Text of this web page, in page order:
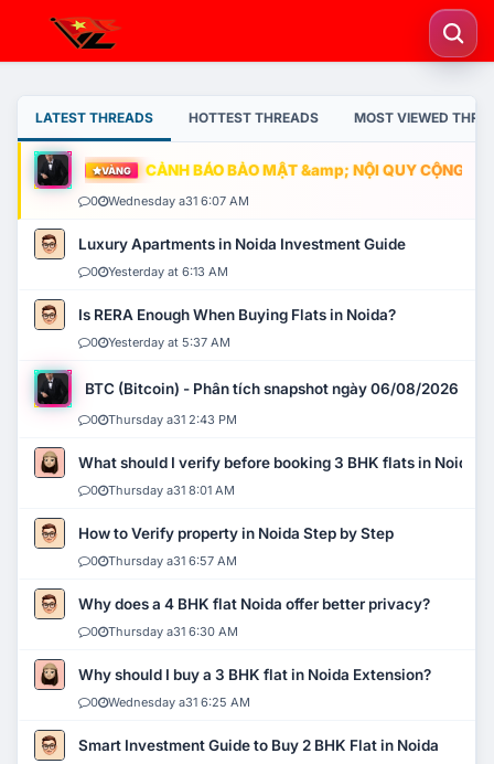
LATEST THREADS HOTTEST THREADS MOST VIEWED
VÀNG CẢNH BÁO BẢO MẬT &amp; NỘI QUY CỘNG
0 Wednesday a31 6:07 AM
Luxury Apartments in Noida Investment Guide
0 Yesterday at 6:13 AM
Is RERA Enough When Buying Flats in Noida?
0 Yesterday at 5:37 AM
BTC (Bitcoin) - Phân tích snapshot ngày 06/08/2026
0 Thursday a31 2:43 PM
What should I verify before booking 3 BHK flats in Noida?
0 Thursday a31 8:01 AM
How to Verify property in Noida Step by Step
0 Thursday a31 6:57 AM
Why does a 4 BHK flat Noida offer better privacy?
0 Thursday a31 6:30 AM
Why should I buy a 3 BHK flat in Noida Extension?
0 Wednesday a31 6:25 AM
Smart Investment Guide to Buy 2 BHK Flat in Noida